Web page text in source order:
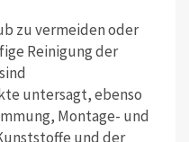
zu vermeiden oder
Reinigung der
untersagt, ebenso
Montage- und
und der